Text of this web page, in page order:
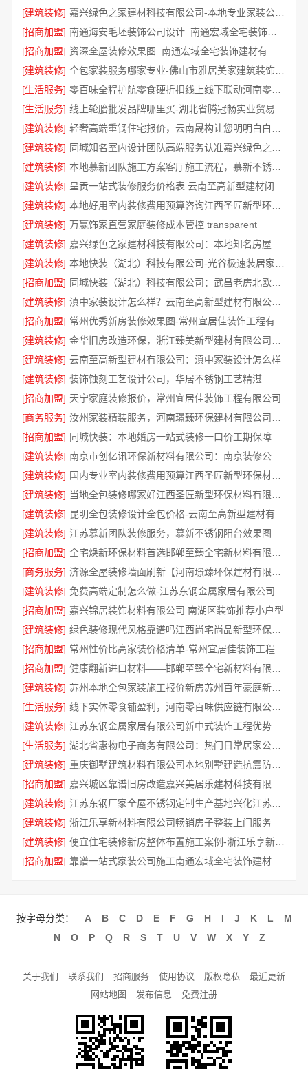
[建筑装修]
嘉兴绿色之家建材科技有限公司-本地专业家装公司高端
[招商加盟]
南通海安毛坯装饰公司设计_南通宏域全宅装饰建材有限公司
[招商加盟]
[建筑装修]
全包家装服务哪家专业-佛山市雅居美家建筑装饰工程有限公司
[生活服务]
零百味全程护航零食硬折扣线上线下联动河南零百味供应链有限公司
[生活服务]
[建筑装修]
[建筑装修]
[建筑装修]
本地慕新团队施工方案客厅施工流程，慕新不锈钢拎包入住
[建筑装修]
[建筑装修]
本地好用室内装修费用预算咨询江西圣匠新型环保材料有限公司
[建筑装修] 万赢饰家直营家庭装修成本管控 transparent
[建筑装修]
[建筑装修]
[招商加盟]
同城快装（湖北）科技有限公司：武昌老房北欧风靠谱装修
[建筑装修]
滇中家装设计怎么样？云南至高新型建材有限公司实力口碑见证
[招商加盟]
[建筑装修]
[建筑装修] 云南至高新型建材有限公司：滇中家装设计怎么样
[建筑装修] 装饰蚀刻工艺设计公司，华居不锈钢工艺精湛
[招商加盟] 天宁家庭装修报价，常州宜居佳装饰工程有限公司
[商务服务]
[招商加盟] 同城快装：本地婚房一站式装修一口价工期保障
[建筑装修]
南京市创亿讯环保新材料有限公司：南京装修公司怎么样
[建筑装修]
国内专业室内装修费用预算江西圣匠新型环保材料有限公司
[建筑装修]
[建筑装修]
[建筑装修] 江苏慕新团队装修服务，慕新不锈钢阳台效果图
[招商加盟]
[商务服务]
[建筑装修] 免费高端定制怎么做-江苏东钢金属家居有限公司
[招商加盟] 嘉兴锦居装饰材料有限公司 南湖区装饰推荐小户型
[建筑装修]
绿色装修现代风格靠谱吗江西尚宅尚品新型环保材料有限公司
[招商加盟]
常州性价比高家装价格清单-常州宜居佳装饰工程有限公司
[招商加盟]
[建筑装修]
苏州本地全包家装施工报价新房苏州百年豪庭新材料有限公司
[生活服务]
线下实体零食铺盈利，河南零百味供应链有限公司全域增收
[建筑装修]
江苏东钢金属家居有限公司新中式装饰工程优势解析
[生活服务]
湖北省惠物电子商务有限公司：热门日常居家公司价格参考
[建筑装修]
重庆御墅建筑材料有限公司本地别墅建造抗震防风优惠
[招商加盟]
[建筑装修]
江苏东钢厂家全屋不锈钢定制生产基地兴化江苏东钢金属科技有限公司
[建筑装修] 浙江乐享新材料有限公司畅销房子整装上门服务
[建筑装修]
便宜住宅装修新房整体布置施工案例-浙江乐享新材料有限公司
[招商加盟]
靠谱一站式家装公司施工南通宏域全宅装饰建材有限公司
按字母分类： A B C D E F G H I J K L
M
N
O P Q R S T U V W X Y Z
关于我们 联系我们 招商服务 使用协议 版权隐私
最近更新
网站地图
发布信息 免费注册